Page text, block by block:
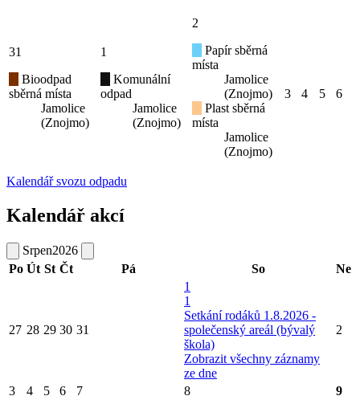
31
Bioodpad
sběrná místa
Jamolice
(Znojmo)
1
Komunální
odpad
Jamolice
(Znojmo)
2
Papír sběrná
místa
Jamolice
(Znojmo)
Plast sběrná
místa
Jamolice
(Znojmo)
3 4 5 6
Kalendář svozu odpadu
Kalendář akcí
Srpen2026
Po Út St Čt Pá So Ne
27 28 29 30 31
1
1
Setkání rodáků 1.8.2026 -
společenský areál (bývalý
škola)
Zobrazit všechny záznamy
ze dne
2
3 4 5 6 7 8 9